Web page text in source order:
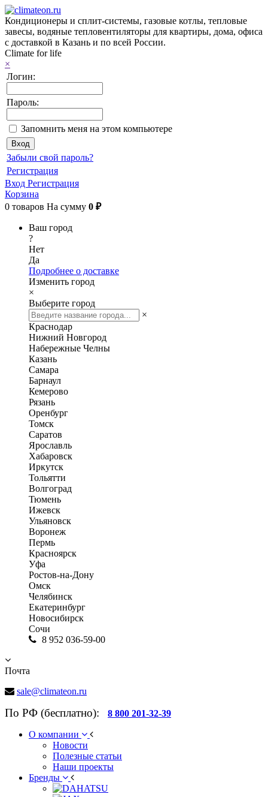
Кондиционеры и сплит-системы, газовые котлы, тепловые
завесы, водяные тепловентиляторы для квартиры, дома, офиса
с доставкой в Казань и по всей России.
Climate for life
×
Логин:
Пароль:
Запомнить меня на этом компьютере
Забыли свой пароль?
Регистрация
Вход Регистрация
Корзина
0 товаров На сумму 0 ₽
Ваш город
?
Нет
Да
Подробнее о доставке
Изменить город
×
Выберите город
×
Краснодар
Нижний Новгород
Набережные Челны
Казань
Самара
Барнаул
Кемерово
Рязань
Оренбург
Томск
Саратов
Ярославль
Хабаровск
Иркутск
Тольятти
Волгоград
Тюмень
Ижевск
Ульяновск
Воронеж
Пермь
Красноярск
Уфа
Ростов-на-Дону
Омск
Челябинск
Екатеринбург
Новосибирск
Сочи
8 952 036-59-00
Почта
sale@climateon.ru
По РФ (бесплатно): 8 800 201-32-39
О компании
Новости
Полезные статьи
Наши проекты
Бренды